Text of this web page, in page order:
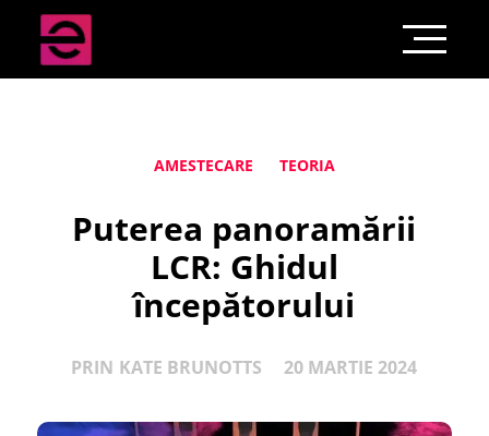
AMESTECARE TEORIA
Puterea panoramării
LCR: Ghidul
începătorului
PRIN KATE BRUNOTTS 20 MARTIE 2024